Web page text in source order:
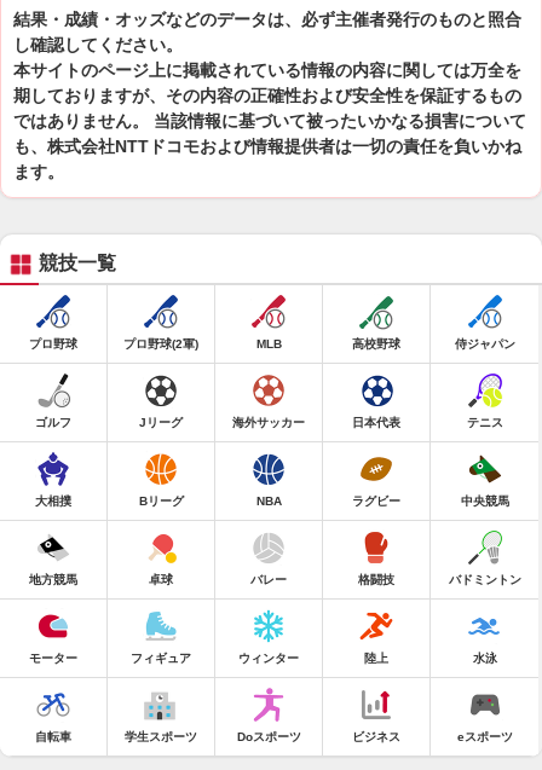
結果・成績・オッズなどのデータは、必ず主催者発行のものと照合
し確認してください。
本サイトのページ上に掲載されている情報の内容に関しては万全を
期しておりますが、その内容の正確性および安全性を保証するもの
ではありません。 当該情報に基づいて被ったいかなる損害について
も、株式会社NTTドコモおよび情報提供者は一切の責任を負いかね
ます。
競技一覧
プロ野球 プロ野球(2軍) MLB 高校野球 侍ジャパン
ゴルフ Jリーグ 海外サッカー 日本代表 テニス
大相撲 Bリーグ NBA ラグビー 中央競馬
地方競馬 卓球 バレー 格闘技 バドミントン
モーター フィギュア ウィンター 陸上 水泳
自転車 学生スポーツ Doスポーツ ビジネス eスポーツ